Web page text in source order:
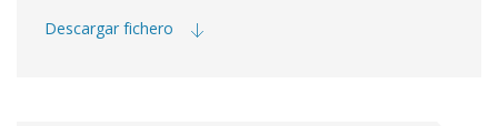
Descargar fichero